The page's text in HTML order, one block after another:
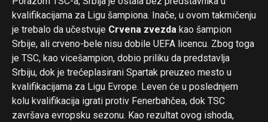
kvalifikacijama za Ligu šampiona. Inače, u ovom takmičenju
je trebalo da učestvuje Crvena zvezda kao šampion
Srbije, ali crveno-bele nisu dobile UEFA licencu. Zbog toga
je TSC, kao vicešampion, dobio priliku da predstavlja
Srbiju, dok je trećeplasirani Spartak preuzeo mesto u
kvalifikacijama za Ligu Evrope. Leven će u poslednjem
kolu kvalifikacija igrati protiv Fenerbahčea, dok TSC
završava evropsku sezonu. Kao rezultat ovog ishoda,